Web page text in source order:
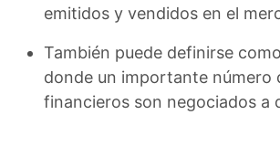
emitidos y vendidos en el
También puede definirse
donde un importante número
financieros son negociados a